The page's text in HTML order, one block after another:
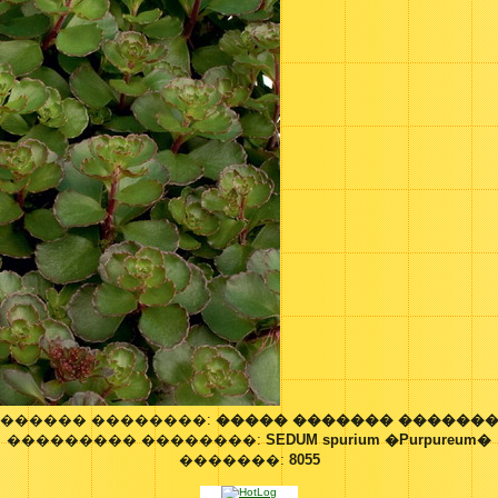
��������: ����� �������
��������� ��������:SEDUM spurium �Purpureum�
�������: 8055